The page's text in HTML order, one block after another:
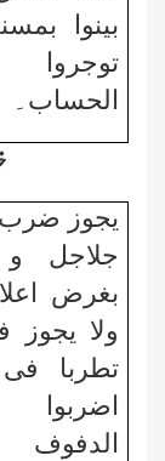
بینوا
الحساب۔
یجوز ضرب
جلاجل و
بغرض
ولا یجوز
تطربا